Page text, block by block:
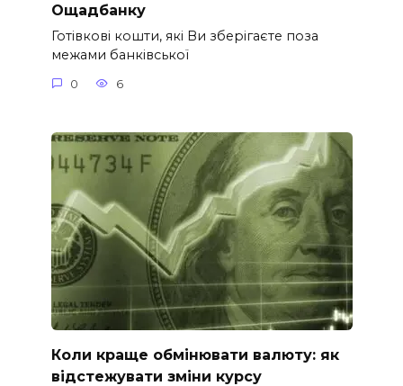
Ощадбанку
Готівкові кошти, які Ви зберігаєте поза
межами банківської
0 6
Коли краще обмінювати валюту: як
відстежувати зміни курсу